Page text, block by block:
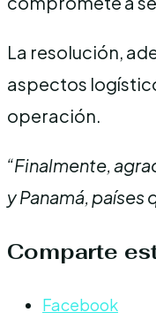
La resolución,
aspectos
operación.
“Finalmente,
y Panamá, países
Comparte
Facebook